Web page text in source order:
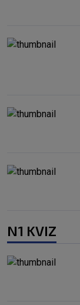
N1 KVIZ